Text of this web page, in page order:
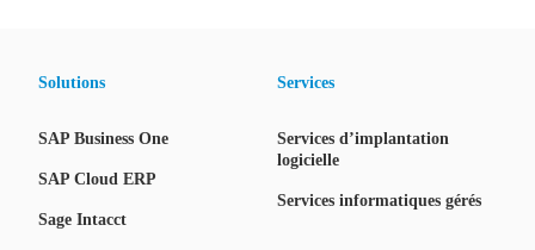
Solutions
SAP Business One
SAP Cloud ERP
Sage Intacct
Services
Services d’implantation
logicielle
Services informatiques gérés